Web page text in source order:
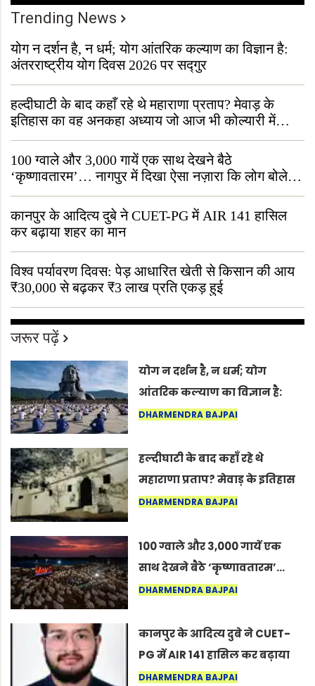
Trending News
योग न दर्शन है, न धर्म; योग आंतरिक कल्याण का विज्ञान है:
अंतरराष्ट्रीय योग दिवस 2026 पर सद्गुर
हल्दीघाटी के बाद कहाँ रहे थे महाराणा प्रताप? मेवाड़ के
इतिहास का वह अनकहा अध्याय जो आज भी कोल्यारी में
जीवित है
100 ग्वाले और 3,000 गायें एक साथ देखने बैठे
‘कृष्णावतारम’… नागपुर में दिखा ऐसा नज़ारा कि लोग बोले,
“ऐसा तो सिर्फ़ कृष्ण ही कर सकते हैं”
कानपुर के आदित्य दुबे ने CUET-PG में AIR 141 हासिल
कर बढ़ाया शहर का मान
विश्व पर्यावरण दिवस: पेड़ आधारित खेती से किसान की आय
₹30,000 से बढ़कर ₹3 लाख प्रति एकड़ हुई
जरूर पढ़ें
योग न दर्शन है, न धर्म; योग
आंतरिक कल्याण का विज्ञान है:
अंतरराष्ट्रीय योग दिवस 2026 पर
DHARMENDRA BAJPAI
हल्दीघाटी के बाद कहाँ रहे थे
महाराणा प्रताप? मेवाड़ के इतिहास
का वह अनकहा अध्याय जो आज भी
DHARMENDRA BAJPAI
100 ग्वाले और 3,000 गायें एक
साथ देखने बैठे ‘कृष्णावतारम’…
नागपुर में दिखा ऐसा नज़ारा कि
कर सकते हैं”
DHARMENDRA BAJPAI
कानपुर के आदित्य दुबे ने CUET-
PG में AIR 141 हासिल कर बढ़ाया
शहर का मान
DHARMENDRA BAJPAI